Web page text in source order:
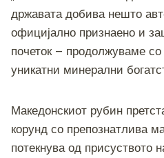
државата добива нешто
официјално признаено и
почеток – продолжуваме
уникатни минерални
Македонскиот рубин
корунд со препознатлива
потекнува од присуството